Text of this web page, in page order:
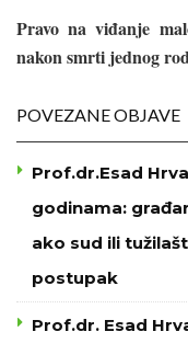
Pravo na viđanje
nakon smrti jednog
POVEZANE OBJAVE
Prof.dr.Esad
godinama:
ako sud ili
postupak
Prof.dr. Esad